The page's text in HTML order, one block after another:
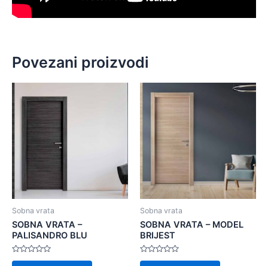
Povezani proizvodi
Sobna vrata
SOBNA VRATA –
PALISANDRO BLU
Ocijenjeno
Sobna vrata
SOBNA VRATA – MODEL
BRIJEST
Ocijenjeno